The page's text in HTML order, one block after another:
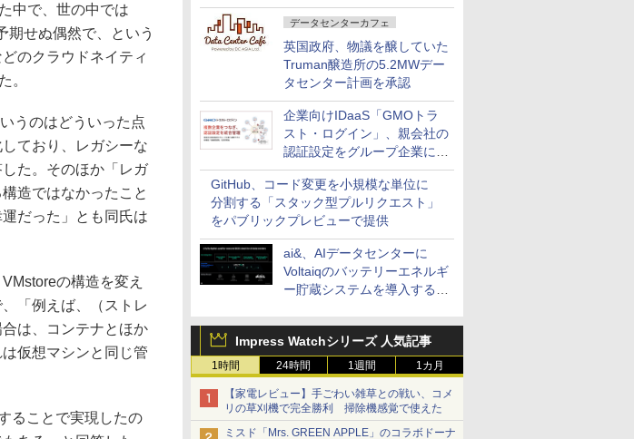
データセンターカフェ
英国政府、物議を醸していた
Truman醸造所の5.2MWデー
タセンター計画を承認
企業向けIDaaS「GMOトラ
スト・ログイン」、親会社の
認証設定をグループ企業に展
開できる新機能を提供
GitHub、コード変更を小規模な単位に
分割する「スタック型プルリクエスト」
をパブリックプレビューで提供
ai&、AIデータセンターに
Voltaiqのバッテリーエネルギ
ー貯蔵システムを導入する計
Impress Watchシリーズ 人気記事
1時間 24時間 1週間 1カ月
【家電レビュー】手ごわい雑草との戦い、コメ
リの草刈機で完全勝利 掃除機感覚で使えた
ミスド「Mrs. GREEN APPLE」のコラボドーナ
中で、世の中では
期せぬ偶然で、という
のクラウドネイティ
。
うのはどういった点
ており、レガシーな
た。そのほか「レガ
造ではなかったこと
だった」とも同氏は
の構造を変え
「例えば、（ストレ
は、コンテナとほか
仮想マシンと同じ管
ることで実現したの